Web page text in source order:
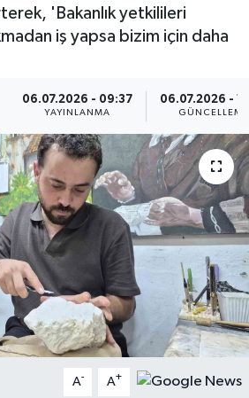
'Bakanlık yetkilileri
iş yapsa bizim için daha
06.07.2026 - 09:37
YAYINLANMA
06.07.2026 -
GÜNCELLEME
A- A+